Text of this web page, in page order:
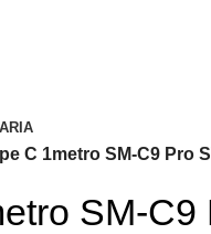
C 1metro SM-C9 Pro S
SM-C9